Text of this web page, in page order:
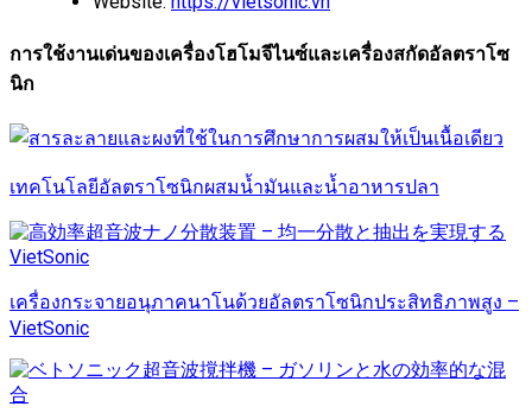
การใช้งานเด่นของเครื่องโฮโมจีไนซ์และเครื่องสกัดอัลตราโซ
นิก
เทคโนโลยีอัลตราโซนิกผสมน้ำมันและน้ำอาหารปลา
เครื่องกระจายอนุภาคนาโนด้วยอัลตราโซนิกประสิทธิภาพสูง –
VietSonic